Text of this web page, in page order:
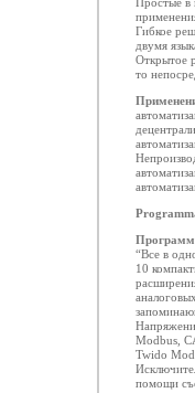
Гибкое
двумя
Открытое
то
“Все в
10
Modbus,
Twido
помощи